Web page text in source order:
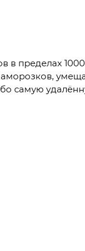
пределах 1000
самую